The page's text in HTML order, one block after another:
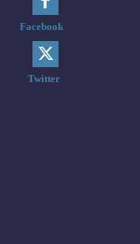
Facebook
Twitter